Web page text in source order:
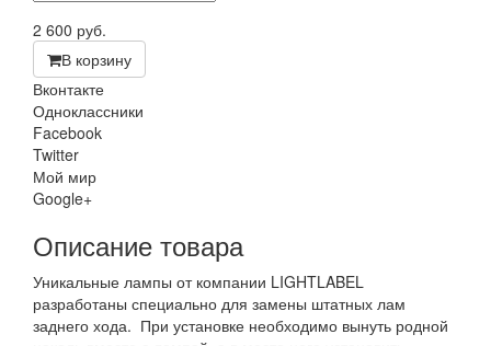
2 600 руб.
В корзину
Вконтакте
Одноклассники
Facebook
Twitter
Мой мир
Google+
Описание товара
Уникальные лампы от компании LIGHTLABEL
разработаны специально для замены штатных лам
заднего хода. При установке необходимо вынуть родной